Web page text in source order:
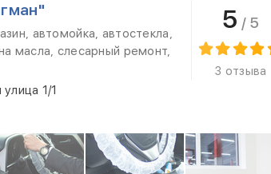
автомойка, автостекла,
масла, слесарный ремонт,
1/1
5 / 5
3 отзыва